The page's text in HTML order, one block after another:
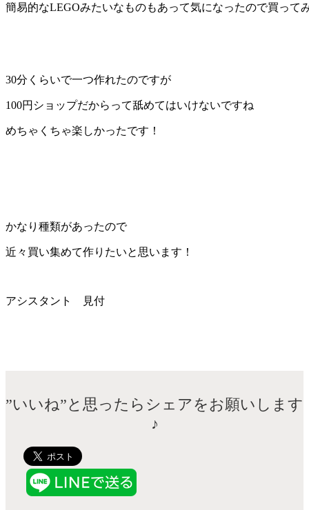
簡易的なLEGOみたいなものもあって気になったので買って
30分くらいで一つ作れたのですが
100円ショップだからって舐めてはいけないですね
めちゃくちゃ楽しかったです！
かなり種類があったので
近々買い集めて作りたいと思います！
アシスタント 見付
”いいね”と思ったらシェアをお願いします
♪